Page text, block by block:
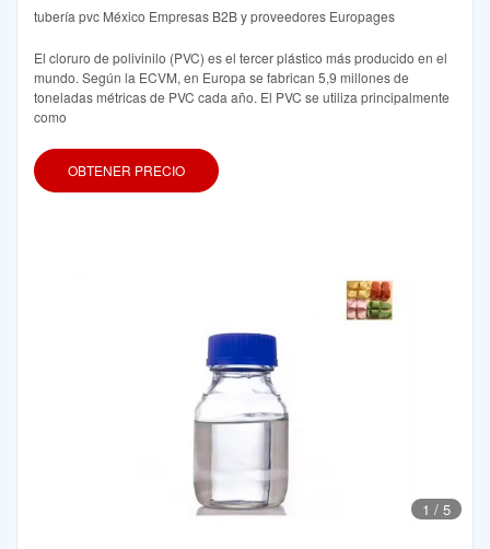
tubería pvc México Empresas B2B y proveedores Europages
El cloruro de polivinilo (PVC) es el tercer plástico más producido en el
mundo. Según la ECVM, en Europa se fabrican 5,9 millones de
toneladas métricas de PVC cada año. El PVC se utiliza principalmente
como
OBTENER PRECIO
1 / 5